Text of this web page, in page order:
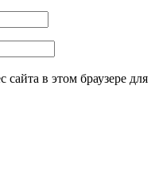
в этом браузере для